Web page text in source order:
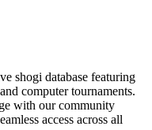
shogi database featuring
computer tournaments.
with our community
access across all